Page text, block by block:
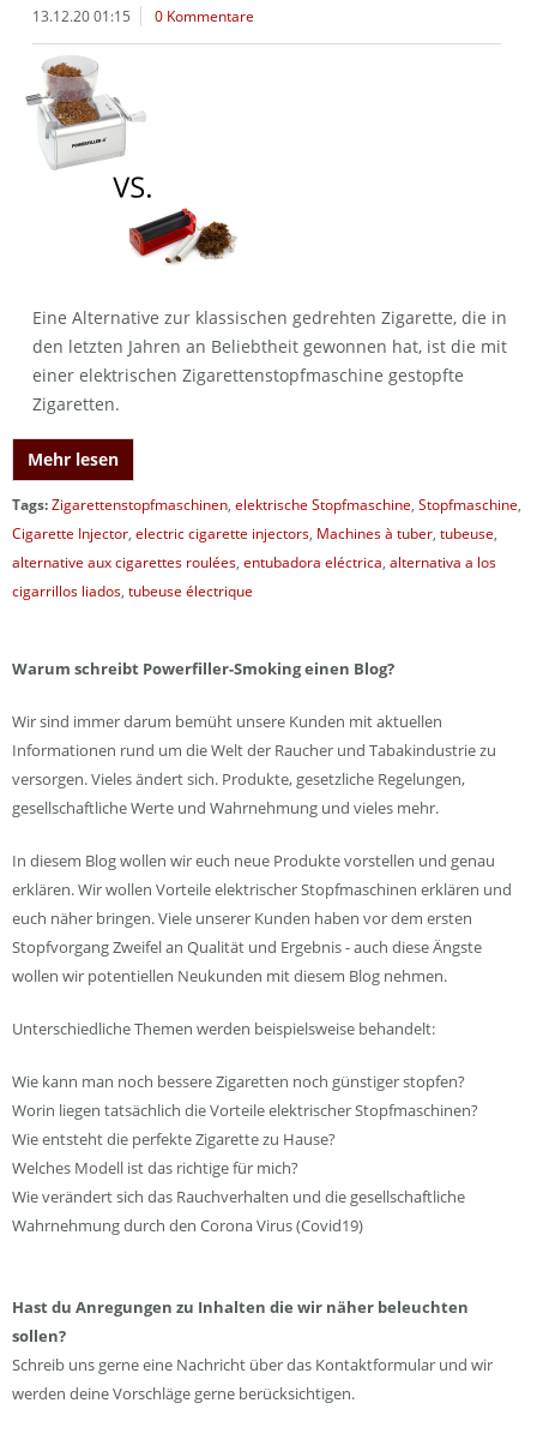
13.12.20 01:15 0 Kommentare
Eine Alternative zur klassischen gedrehten Zigarette, die in
den letzten Jahren an Beliebtheit gewonnen hat, ist die mit
einer elektrischen Zigarettenstopfmaschine gestopfte
Zigaretten.
Mehr lesen
Tags:Zigarettenstopfmaschinen, elektrische Stopfmaschine, Stopfmaschine,
Cigarette Injector, electric cigarette injectors, Machines à tuber, tubeuse,
alternative aux cigarettes roulées, entubadora eléctrica, alternativa a los
cigarrillos liados, tubeuse électrique
Warum schreibt Powerfiller-Smoking einen Blog?
Wir sind immer darum bemüht unsere Kunden mit aktuellen
Informationen rund um die Welt der Raucher und Tabakindustrie zu
versorgen. Vieles ändert sich. Produkte, gesetzliche Regelungen,
gesellschaftliche Werte und Wahrnehmung und vieles mehr.
In diesem Blog wollen wir euch neue Produkte vorstellen und genau
erklären. Wir wollen Vorteile elektrischer Stopfmaschinen erklären und
euch näher bringen. Viele unserer Kunden haben vor dem ersten
Stopfvorgang Zweifel an Qualität und Ergebnis - auch diese Ängste
wollen wir potentiellen Neukunden mit diesem Blog nehmen.
Unterschiedliche Themen werden beispielsweise behandelt:
Wie kann man noch bessere Zigaretten noch günstiger stopfen?
Worin liegen tatsächlich die Vorteile elektrischer Stopfmaschinen?
Wie entsteht die perfekte Zigarette zu Hause?
Welches Modell ist das richtige für mich?
Wie verändert sich das Rauchverhalten und die gesellschaftliche
Wahrnehmung durch den Corona Virus (Covid19)
Hast du Anregungen zu Inhalten die wir näher beleuchten
sollen?
Schreib uns gerne eine Nachricht über das Kontaktformular und wir
werden deine Vorschläge gerne berücksichtigen.